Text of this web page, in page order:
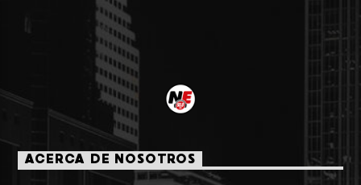
ACERCA DE NOSOTROS